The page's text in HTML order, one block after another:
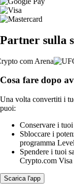
Partner sulla
Cosa fare dopo
Una volta convertiti i
puoi:
Conservare i
Sbloccare i
programma
Spendere i tuoi
Crypto.com Visa
Scarica l'app